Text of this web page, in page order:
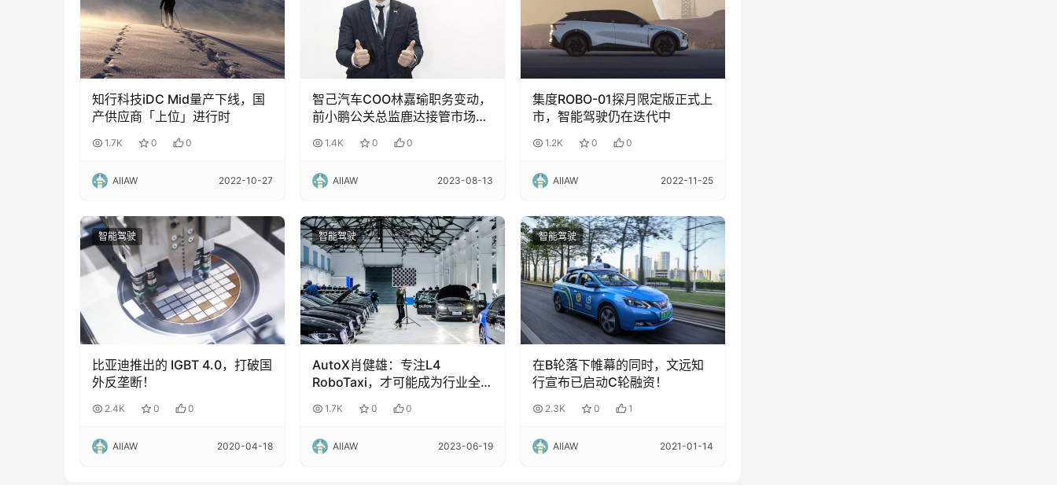
知行科技iDC Mid量产下线，国
产供应商「上位」进行时
1.7K 0 0
AIIAW 2022-10-27
智己汽车COO林嘉瑜职务变动，
前小鹏公关总监鹿达接管市场、
1.4K 0 0
AIIAW 2023-08-13
集度ROBO-01探月限定版正式上
市，智能驾驶仍在迭代中
1.2K 0 0
AIIAW 2022-11-25
智能驾驶
比亚迪推出的 IGBT 4.0，打破国
外反垄断！
2.4K 0 0
AIIAW 2020-04-18
智能驾驶
AutoX肖健雄：专注L4
RoboTaxi，才可能成为行业全
1.7K 0 0
AIIAW 2023-06-19
智能驾驶
在B轮落下帷幕的同时，文远知
行宣布已启动C轮融资！
2.3K 0 1
AIIAW 2021-01-14